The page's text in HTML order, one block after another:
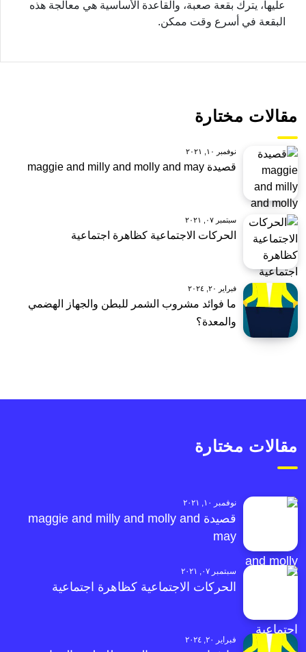
عليها، يترك بقعة صعبة، والقاعدة الأساسية هي معالجة هذه
البقعة في أسرع وقت ممكن.
مقالات مختارة
نوفمبر ١٠, ٢٠٢١
قصيدة maggie and milly and molly and may
سبتمبر ٠٧, ٢٠٢١
الحركات الاجتماعية كظاهرة اجتماعية
فبراير ٢٠, ٢٠٢٤
ما فوائد مشروب الشمر للبطن والجهاز الهضمي
والمعدة؟
مقالات مختارة
نوفمبر ١٠, ٢٠٢١
قصيدة maggie and milly and molly and
may
سبتمبر ٠٧, ٢٠٢١
الحركات الاجتماعية كظاهرة اجتماعية
فبراير ٢٠, ٢٠٢٤